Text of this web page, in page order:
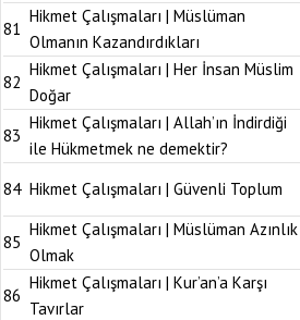
81
Hikmet Çalışmaları | Müslüman
Olmanın Kazandırdıkları
82
Hikmet Çalışmaları | Her İnsan Müslim
Doğar
83
Hikmet Çalışmaları | Allah’ın İndirdiği
ile Hükmetmek ne demektir?
84 Hikmet Çalışmaları | Güvenli Toplum
85
Hikmet Çalışmaları | Müslüman Azınlık
Olmak
86
Hikmet Çalışmaları | Kur’an’a Karşı
Tavırlar